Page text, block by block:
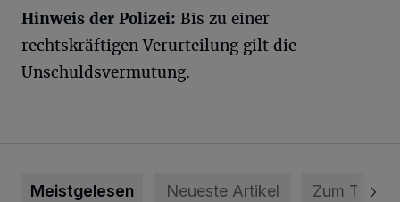
Hinweis der Polizei: Bis zu einer
rechtskräftigen Verurteilung gilt die
Unschuldsvermutung.
Meistgelesen Neueste Artikel Zum Thema